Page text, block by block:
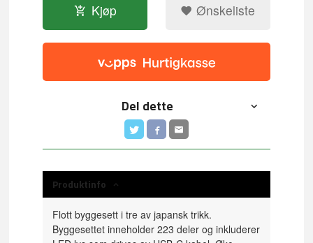
Kjøp Ønskeliste
Del dette
Produktinfo
Flott byggesett i tre av japansk trikk.
Byggesettet inneholder 223 deler og inkluderer